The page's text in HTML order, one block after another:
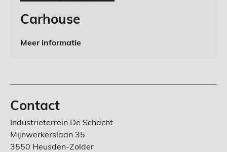
Carhouse
Meer informatie
Contact
Industrieterrein De Schacht
Mijnwerkerslaan 35
3550 Heusden-Zolder